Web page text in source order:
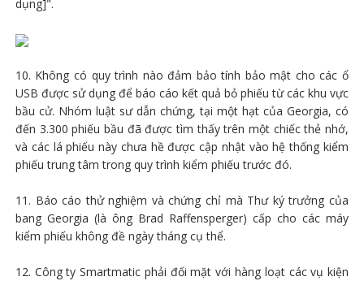
dụng]".
10. Không có quy trình nào đảm bảo tính bảo mật cho các ổ
USB được sử dụng để báo cáo kết quả bỏ phiếu từ các khu vực
bầu cử. Nhóm luật sư dẫn chứng, tại một hạt của Georgia, có
đến 3.300 phiếu bầu đã được tìm thấy trên một chiếc thẻ nhớ,
và các lá phiếu này chưa hề được cập nhật vào hệ thống kiểm
phiếu trung tâm trong quy trình kiểm phiếu trước đó.
11. Báo cáo thử nghiệm và chứng chỉ mà Thư ký trưởng của
bang Georgia (là ông Brad Raffensperger) cấp cho các máy
kiểm phiếu không đề ngày tháng cụ thể.
12. Công ty Smartmatic phải đối mặt với hàng loạt các vụ kiện